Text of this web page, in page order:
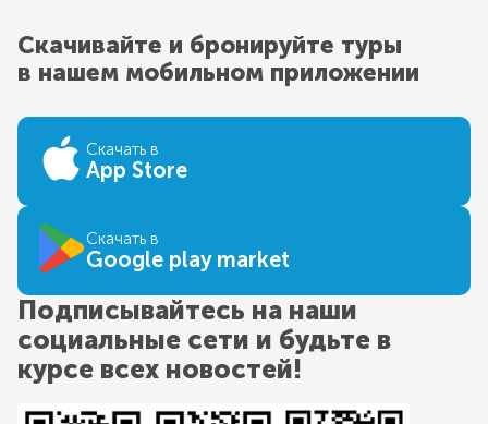
Скачивайте и бронируйте туры
в нашем мобильном приложении
Скачать в
App Store
Скачать в
Google play market
Подписывайтесь на наши
социальные сети и будьте в
курсе всех новостей!